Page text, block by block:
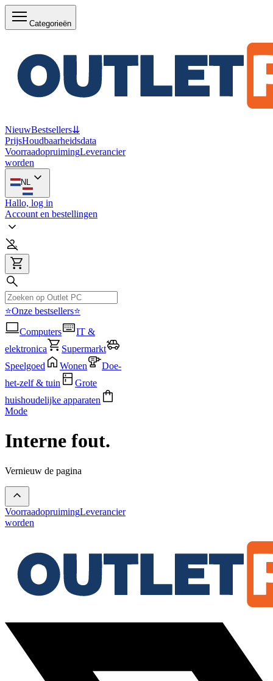
Categorieën
NieuwBestsellers⇊
PrijsHoudbaarheidsdata
VoorraadopruimingLeverancier
worden
NL
Hallo, log in
Account en bestellingen
⭐Onze bestsellers⭐
Computers
IT &
elektronica
Supermarkt
Speelgoed
Wonen
Doe-
het-zelf & tuin
Grote
huishoudelijke apparaten
Mode
Interne fout.
Vernieuw de pagina
VoorraadopruimingLeverancier
worden